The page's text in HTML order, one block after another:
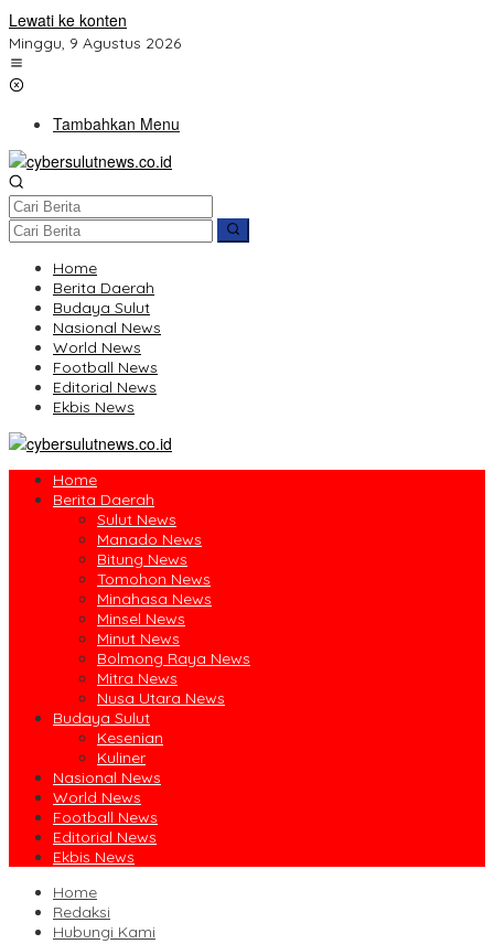
Lewati ke konten
Minggu, 9 Agustus 2026
Tambahkan Menu
Home
Berita Daerah
Budaya Sulut
Nasional News
World News
Football News
Editorial News
Ekbis News
Home
Berita Daerah
Sulut News
Manado News
Bitung News
Tomohon News
Minahasa News
Minsel News
Minut News
Bolmong Raya News
Mitra News
Nusa Utara News
Budaya Sulut
Kesenian
Kuliner
Nasional News
World News
Football News
Editorial News
Ekbis News
Home
Redaksi
Hubungi Kami